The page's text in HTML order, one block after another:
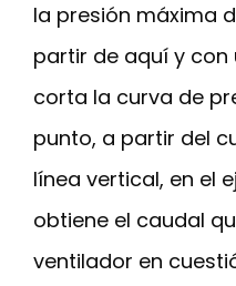
la presión máxima
partir de aquí y con
corta la curva de
punto, a partir del
línea vertical, en el
obtiene el caudal
ventilador en